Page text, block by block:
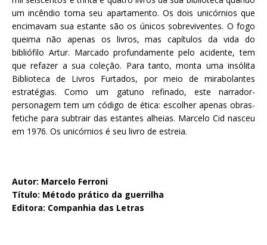
um incêndio toma seu apartamento. Os dois unicórnios que
encimavam sua estante são os únicos sobreviventes. O fogo
queima não apenas os livros, mas capítulos da vida do
bibliófilo Artur. Marcado profundamente pelo acidente, tem
que refazer a sua coleção. Para tanto, monta uma insólita
Biblioteca de Livros Furtados, por meio de mirabolantes
estratégias. Como um gatuno refinado, este narrador-
personagem tem um código de ética: escolher apenas obras-
fetiche para subtrair das estantes alheias. Marcelo Cid nasceu
em 1976. Os unicórnios é seu livro de estreia.
Autor: Marcelo Ferroni
Título: Método prático da guerrilha
Editora: Companhia das Letras